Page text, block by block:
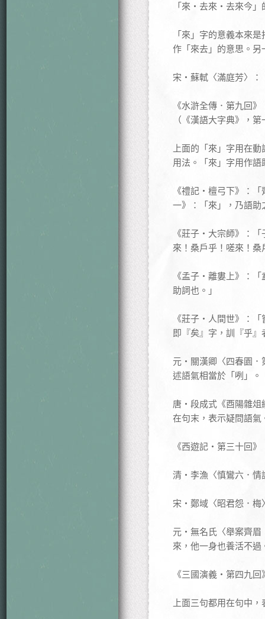
「來‧去來‧去來今」
「來」字的意義本來
作「來去」的意思。
宋‧蘇軾〈滿庭芳〉：
《水滸全傳．第九回
（《漢語大字典》，
上面的「來」字用在
用法。「來」字用作
《禮記‧檀弓下》：
一》：「來」，乃語助
《莊子‧大宗師》：
來！桑戶乎！嗟來！桑
《孟子‧離婁上》：
助詞也。」
《莊子‧人間世》：
即『矣』字，訓『乎
元‧關漢卿〈四春園．
述語氣相當於「咧」。
唐‧段成式《酉陽雜俎
在句末，表示疑問語氣
《西遊記‧第三十回
清‧李漁〈慎鸞六．情
宋‧鄭域〈昭君怨．梅
元‧無名氏〈舉案齊眉
來，他一身也養活不過
《三國演義‧第四九
上面三句都用在句中